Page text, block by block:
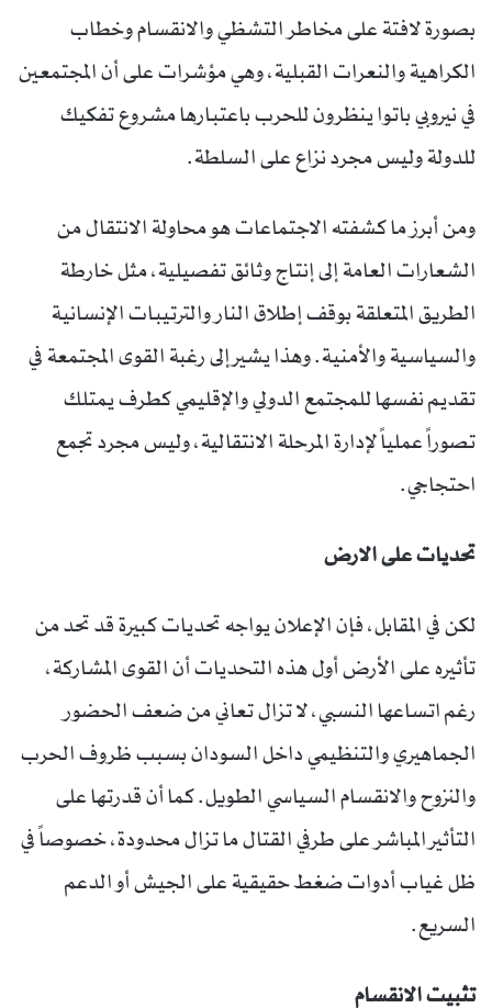
بصورة لافتة على مخاطر التشظي والانقسام وخطاب
الكراهية والنعرات القبلية، وهي مؤشرات على أن المجتمعين
في نيروبي باتوا ينظرون للحرب باعتبارها مشروع تفكيك
للدولة وليس مجرد نزاع على السلطة.
ومن أبرز ما كشفته الاجتماعات هو محاولة الانتقال من
الشعارات العامة إلى إنتاج وثائق تفصيلية، مثل خارطة
الطريق المتعلقة بوقف إطلاق النار والترتيبات الإنسانية
والسياسية والأمنية. وهذا يشير إلى رغبة القوى المجتمعة في
تقديم نفسها للمجتمع الدولي والإقليمي كطرف يمتلك
تصوراً عملياً لإدارة المرحلة الانتقالية، وليس مجرد تجمع
احتجاجي.
تحديات على الارض
لكن في المقابل، فإن الإعلان يواجه تحديات كبيرة قد تحد من
تأثيره على الأرض أول هذه التحديات أن القوى المشاركة،
رغم اتساعها النسبي، لا تزال تعاني من ضعف الحضور
الجماهيري والتنظيمي داخل السودان بسبب ظروف الحرب
والنزوح والانقسام السياسي الطويل. كما أن قدرتها على
التأثير المباشر على طرفي القتال ما تزال محدودة، خصوصاً في
ظل غياب أدوات ضغط حقيقية على الجيش أو الدعم
السريع.
تثبيت الانقسام